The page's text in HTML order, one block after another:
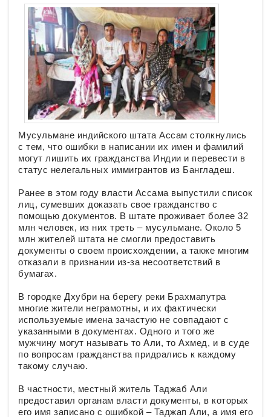
Мусульмане индийского штата Ассам столкнулись
с тем, что ошибки в написании их имен и фамилий
могут лишить их гражданства Индии и перевести в
статус нелегальных иммигрантов из Бангладеш.
Ранее в этом году власти Ассама выпустили список
лиц, сумевших доказать свое гражданство с
помощью документов. В штате проживает более 32
млн человек, из них треть – мусульмане. Около 5
млн жителей штата не смогли предоставить
документы о своем происхождении, а также многим
отказали в признании из-за несоответствий в
бумагах.
В городке Дхубри на берегу реки Брахмапутра
многие жители неграмотны, и их фактически
используемые имена зачастую не совпадают с
указанными в документах. Одного и того же
мужчину могут называть то Али, то Ахмед, и в суде
по вопросам гражданства придрались к каждому
такому случаю.
В частности, местный житель Таджаб Али
предоставил органам власти документы, в которых
его имя записано с ошибкой – Таджап Али, а имя его